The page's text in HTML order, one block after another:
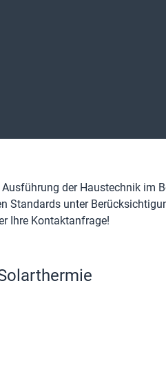
der Haustechnik im
Standards unter
Ihre Kontaktanfrage!